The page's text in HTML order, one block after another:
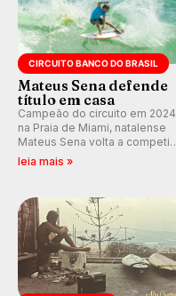
CIRCUITO BANCO DO BRASIL
Mateus Sena defende
título em casa
Campeão do circuito em 2024
na Praia de Miami, natalense
Mateus Sena volta a competir
em casa em busca de manter a
hegemonia potiguar em etapa
leia mais »